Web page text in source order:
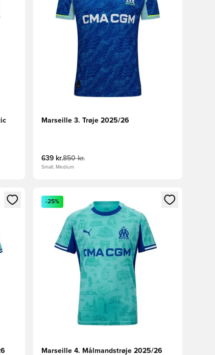
Marseille 3. Trøje 2025/26
639 kr.850 kr.
Small, Medium
tilmelde dig som medlem
Åbner en Modal til at logge ind eller tilmelde dig
-25%
Marseille 4. Målmandstrøje 2025/26